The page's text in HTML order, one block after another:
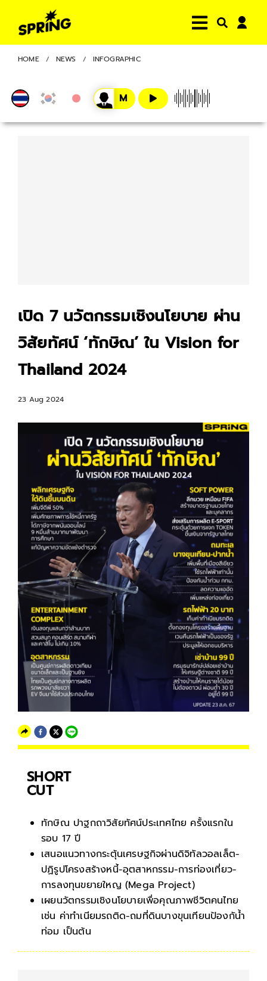
HOME NEWS INFOGRAPHIC
เปิด 7 นวัตกรรมเชิงนโยบาย ผ่าน
วิสัยทัศน์ ‘ทักษิณ’ ใน Vision for
Thailand 2024
23 Aug 2024
SHORT
CUT
ทักษิณ ปาฐกถาวิสัยทัศน์ประเทศไทย ครั้งแรกใน
รอบ 17 ปี
เสนอแนวทางกระตุ้นเศรษฐกิจผ่านดิจิทัลวอลเล็ต-
ปฏิรูปโครงสร้างหนี้-อุตสาหกรรม-การท่องเที่ยว-
การลงทุนขยายใหญ (Mega Project)
เผยนวัตกรรมเชิงนโยบายเพื่อคุณภาพชีวิตคนไทย
เช่น ค่าทำเนียมรถติด-ถมที่ดินบางขุนเทียนป้องกัน้ำ
ท่อม เป็นต้น